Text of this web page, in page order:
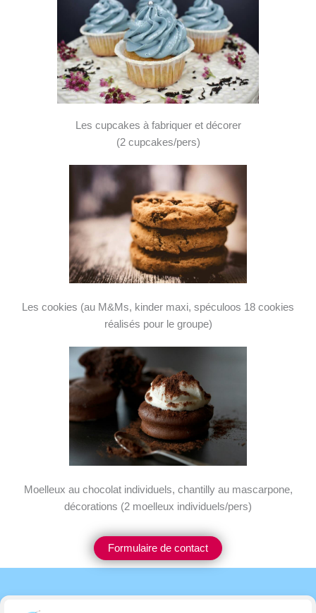
Les cupcakes à fabriquer et décorer
(2 cupcakes/pers)
Les cookies (au M&Ms, kinder maxi, spéculoos 18 cookies
réalisés pour le groupe)
Moelleux au chocolat individuels, chantilly au mascarpone,
décorations (2 moelleux individuels/pers)
Formulaire de contact